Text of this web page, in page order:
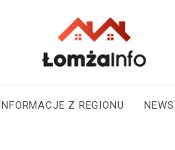
i okolicy
Z REGIONU